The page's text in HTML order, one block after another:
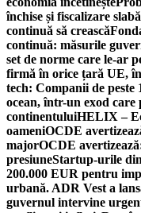
închise și fiscalizare slabă
continuă să crească
continuă: măsurile
set de norme care le-ar
firmă în orice țară UE,
tech: Companii de peste
ocean, într-un exod
continentuluiHELIX –
oameniOCDE
majorOCDE
presiuneStartup-urile
200.000 EUR pentru
urbană. ADR Vest a
guvernul intervine